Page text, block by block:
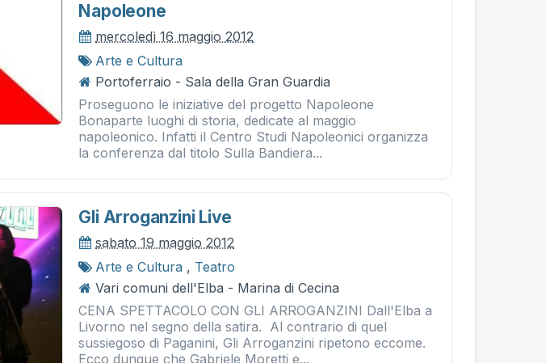
Napoleone
mercoledì 16 maggio 2012
Arte e Cultura
Portoferraio - Sala della Gran Guardia
Proseguono le iniziative del progetto Napoleone
Bonaparte luoghi di storia, dedicate al maggio
napoleonico. Infatti il Centro Studi Napoleonici organizza
la conferenza dal titolo Sulla Bandiera...
Gli Arroganzini Live
sabato 19 maggio 2012
Arte e Cultura , Teatro
Vari comuni dell'Elba - Marina di Cecina
CENA SPETTACOLO CON GLI ARROGANZINI Dall'Elba a
Livorno nel segno della satira. Al contrario di quel
sussiegoso di Paganini, Gli Arroganzini ripetono eccome.
Ecco dunque che Gabriele Moretti e...